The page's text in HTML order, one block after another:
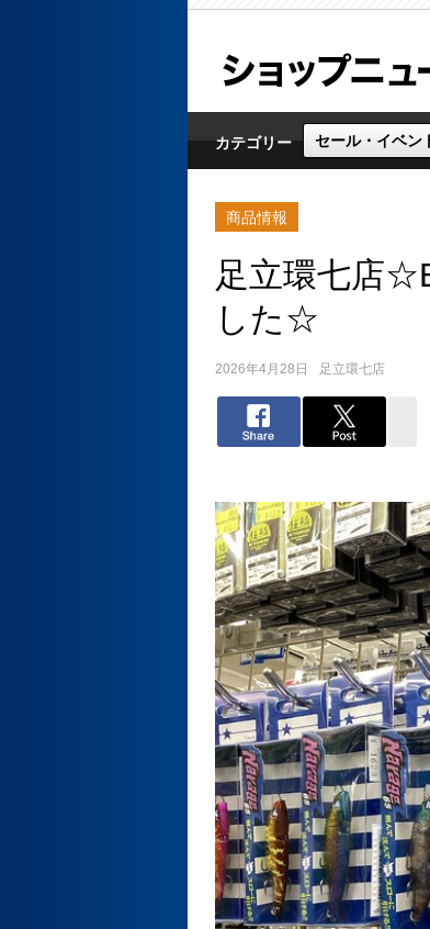
カテゴリー セール・イベン
商品情報
足立環七店
した☆
2026年4月28日 足立環七店